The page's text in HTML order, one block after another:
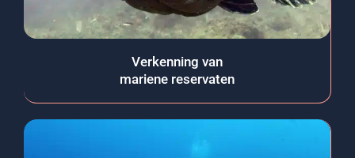
Verkenning van
mariene reservaten